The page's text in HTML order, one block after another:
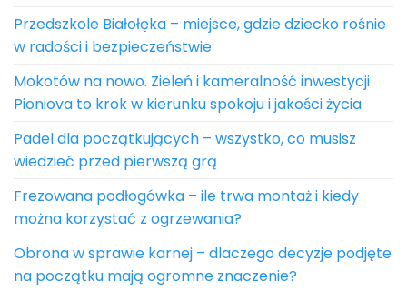
Przedszkole Białołęka – miejsce, gdzie dziecko rośnie
w radości i bezpieczeństwie
Mokotów na nowo. Zieleń i kameralność inwestycji
Pioniova to krok w kierunku spokoju i jakości życia
Padel dla początkujących – wszystko, co musisz
wiedzieć przed pierwszą grą
Frezowana podłogówka – ile trwa montaż i kiedy
można korzystać z ogrzewania?
Obrona w sprawie karnej – dlaczego decyzje podjęte
na początku mają ogromne znaczenie?